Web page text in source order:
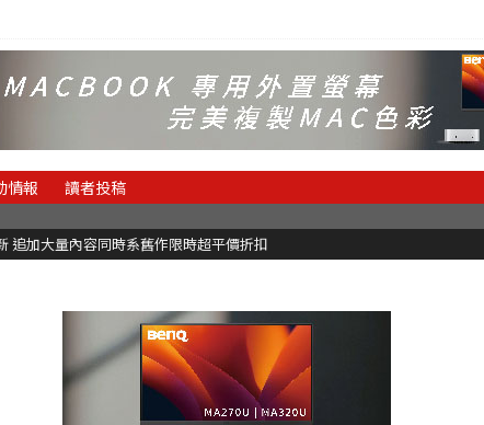
情報 讀者投稿
追加大量內容同時系舊作限時超平價折扣